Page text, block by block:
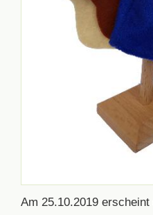
Am 25.10.2019